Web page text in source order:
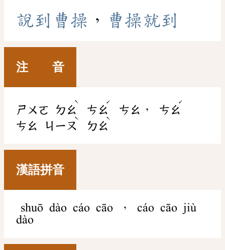
說到 曹操 ， 曹操就到
注 音
ㄕㄨㄛ ㄉㄠ
ˋ
ㄘㄠ
ˊ
ㄘㄠ ， ㄘㄠ
ˊ
ㄘㄠ ㄐㄧㄡ
ˋ
ㄉㄠ
ˋ
漢語拼音
shuō dào cáo cāo ， cáo cāo jiù
dào